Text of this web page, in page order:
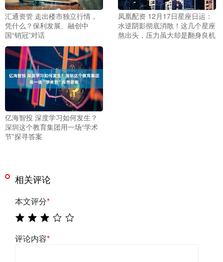
汇通资管 走出楼市独立行情，
凭什么？保利发展、融创中
国“销冠”对话
凤凰配资 12月17日星座日运：
水逆阴影彻底消散！这几个星座
熬出头，压力虽大却是翻身良机
亿海智投 深度学习如何发生？
深圳这个教育集团用一场“学术
节”探寻答案
相关评论
本文评分*
评论内容*